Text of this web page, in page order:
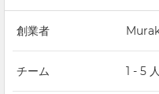
創業者
チーム 1 - 5 人